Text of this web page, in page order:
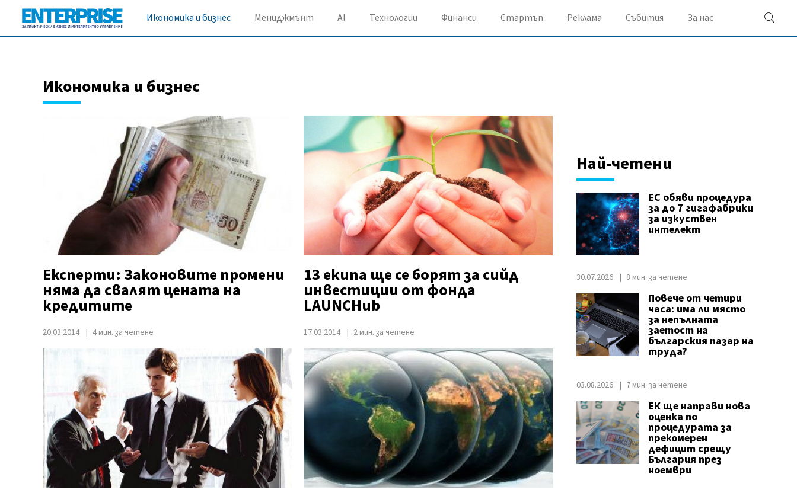
Икономика и бизнес Мениджмънт AI Технологии Финанси Стартъп Реклама Събития За нас
Икономика и бизнес
Експерти: Законовите промени
няма да свалят цената на
кредитите
20.03.2014 4 мин. за четене
13 екипа ще се борят за сийд
инвестиции от фонда
LAUNCHub
17.03.2014 2 мин. за четене
Най-четени
ЕС обяви процедура
за до 7 гигафабрики
за изкуствен
интелект
30.07.2026 8 мин. за четене
Повече от четири
часа: има ли място
за непълната
заетост на
българския пазар на
труда?
03.08.2026 7 мин. за четене
ЕК ще направи нова
оценка по
процедурата за
прекомерен
дефицит срещу
България през
ноември